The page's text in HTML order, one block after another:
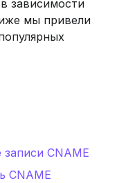
зависимости
мы привели
CNAME
CNAME